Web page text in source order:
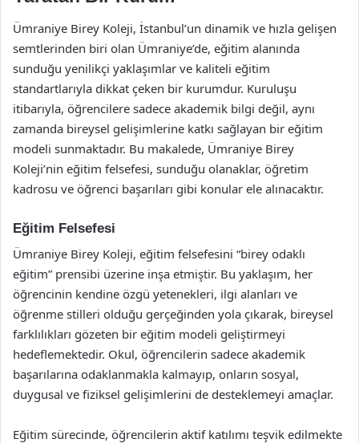
Ümraniye Birey Koleji, İstanbul’un dinamik ve hızla gelişen
semtlerinden biri olan Ümraniye’de, eğitim alanında
sunduğu yenilikçi yaklaşımlar ve kaliteli eğitim
standartlarıyla dikkat çeken bir kurumdur. Kuruluşu
itibarıyla, öğrencilere sadece akademik bilgi değil, aynı
zamanda bireysel gelişimlerine katkı sağlayan bir eğitim
modeli sunmaktadır. Bu makalede, Ümraniye Birey
Koleji’nin eğitim felsefesi, sunduğu olanaklar, öğretim
kadrosu ve öğrenci başarıları gibi konular ele alınacaktır.
Eğitim Felsefesi
Ümraniye Birey Koleji, eğitim felsefesini “birey odaklı
eğitim” prensibi üzerine inşa etmiştir. Bu yaklaşım, her
öğrencinin kendine özgü yetenekleri, ilgi alanları ve
öğrenme stilleri olduğu gerçeğinden yola çıkarak, bireysel
farklılıkları gözeten bir eğitim modeli geliştirmeyi
hedeflemektedir. Okul, öğrencilerin sadece akademik
başarılarına odaklanmakla kalmayıp, onların sosyal,
duygusal ve fiziksel gelişimlerini de desteklemeyi amaçlar.
Eğitim sürecinde, öğrencilerin aktif katılımı teşvik edilmekte